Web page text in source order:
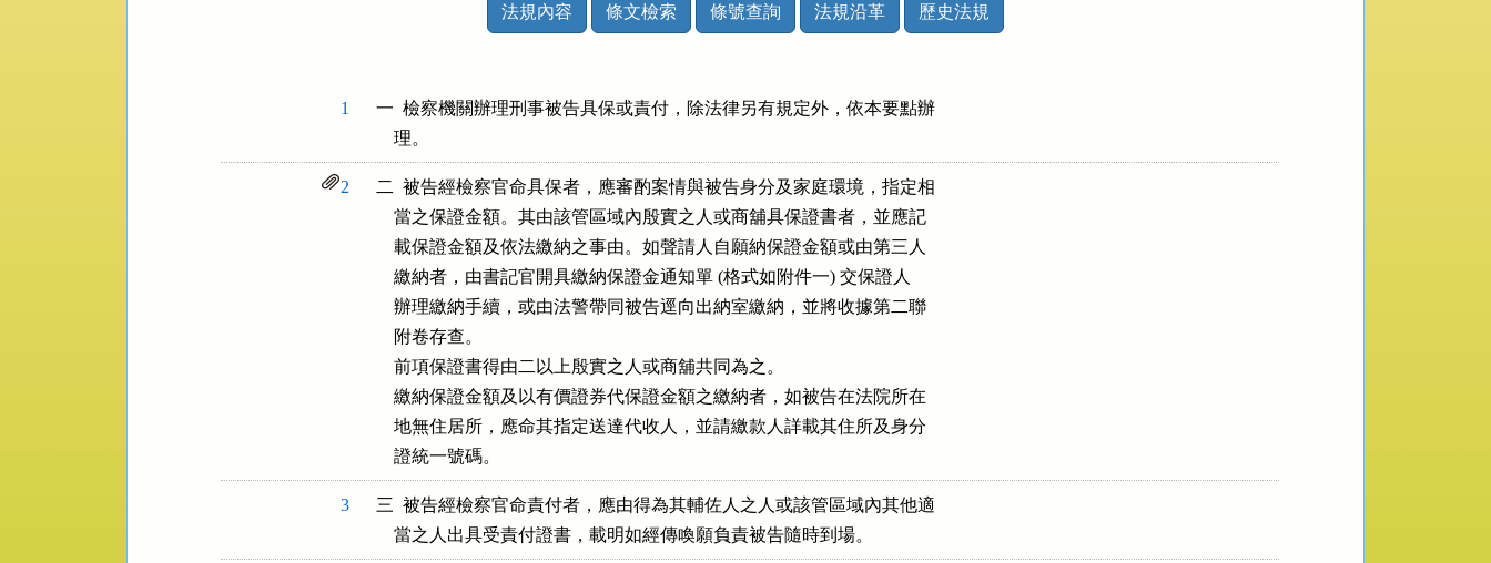
法規內容 條文檢索 條號查詢 法規沿革 歷史法規
1
一  檢察機關辦理刑事被告具保或責付，除法律另有規定外，依本要點辦
    理。
2
二  被告經檢察官命具保者，應審酌案情與被告身分及家庭環境，指定相
    當之保證金額。其由該管區域內殷實之人或商舖具保證書者，並應記
    載保證金額及依法繳納之事由。如聲請人自願納保證金額或由第三人
    繳納者，由書記官開具繳納保證金通知單 (格式如附件一) 交保證人
    辦理繳納手續，或由法警帶同被告逕向出納室繳納，並將收據第二聯
    附卷存查。
    前項保證書得由二以上殷實之人或商舖共同為之。
    繳納保證金額及以有價證券代保證金額之繳納者，如被告在法院所在
    地無住居所，應命其指定送達代收人，並請繳款人詳載其住所及身分
    證統一號碼。
3
三  被告經檢察官命責付者，應由得為其輔佐人之人或該管區域內其他適
    當之人出具受責付證書，載明如經傳喚願負責被告隨時到場。